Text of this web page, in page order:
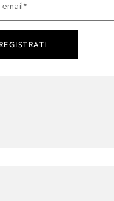
*
REGISTRATI